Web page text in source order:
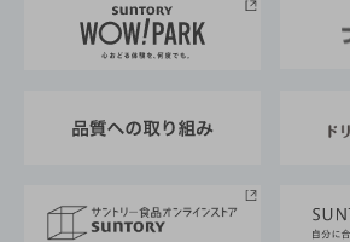
地域情報
サントリーサンバーズ大阪
サントリーが考えるサステナビリ
企業概要
採用情報